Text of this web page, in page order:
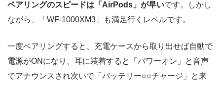
ペアリングのスピードは「AirPods」が早いです。しかし
ながら、「WF-1000XM3」も満足行くレベルです。
一度ベアリングすると、充電ケースから取り出せば自動で
電源がONになり、耳に装着すると「パワーオン」と音声
でアナウンスされ次いで「バッテリー○○チャージ」と来